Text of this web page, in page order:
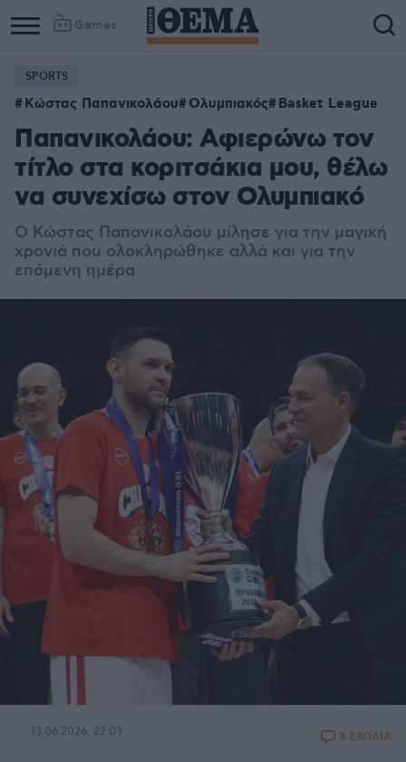
Games
SPORTS
Κώστας Παπανικολάου Ολυμπιακός Basket League
Παπανικολάου: Αφιερώνω τον
τίτλο στα κοριτσάκια μου, θέλω
να συνεχίσω στον Ολυμπιακό
Ο Κώστας Παπανικολάου μίλησε για την μαγική
χρονιά που ολοκληρώθηκε αλλά και για την
επόμενη ημέρα
13.06.2026, 22:03 3 ΣΧΟΛΙΑ